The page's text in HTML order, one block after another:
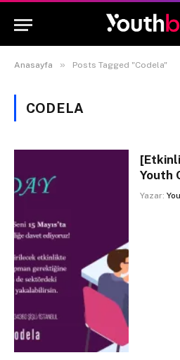
Anasayfa » Posts Tagged "Codela"
CODELA
Youth
Yazar: